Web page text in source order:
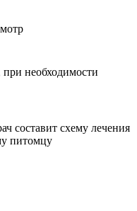
необходимости
составит схему лечения
питомцу